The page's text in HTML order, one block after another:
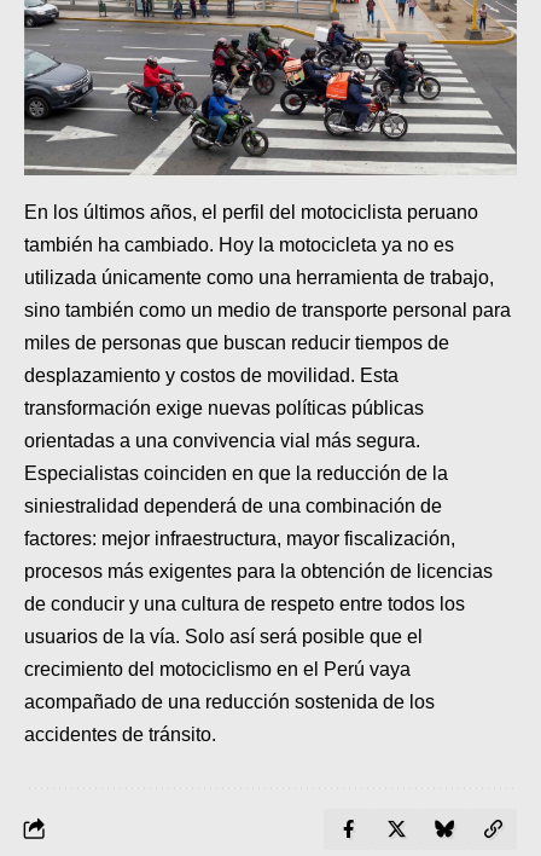
En los últimos años, el perfil del motociclista peruano
también ha cambiado. Hoy la motocicleta ya no es
utilizada únicamente como una herramienta de trabajo,
sino también como un medio de transporte personal para
miles de personas que buscan reducir tiempos de
desplazamiento y costos de movilidad. Esta
transformación exige nuevas políticas públicas
orientadas a una convivencia vial más segura.
Especialistas coinciden en que la reducción de la
siniestralidad dependerá de una combinación de
factores: mejor infraestructura, mayor fiscalización,
procesos más exigentes para la obtención de licencias
de conducir y una cultura de respeto entre todos los
usuarios de la vía. Solo así será posible que el
crecimiento del motociclismo en el Perú vaya
acompañado de una reducción sostenida de los
accidentes de tránsito.